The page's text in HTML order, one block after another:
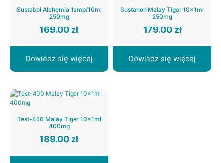
Sustabol Alchemia 1amp/10ml
250mg
169.00 zł
Dowiedz się więcej
Sustanon Malay Tiger 10x1ml
250mg
179.00 zł
Dowiedz się więcej
Test-400 Malay Tiger 10x1ml
400mg
189.00 zł